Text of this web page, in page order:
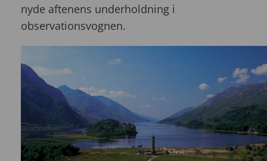
nyde aftenens underholdning i
observationsvognen.